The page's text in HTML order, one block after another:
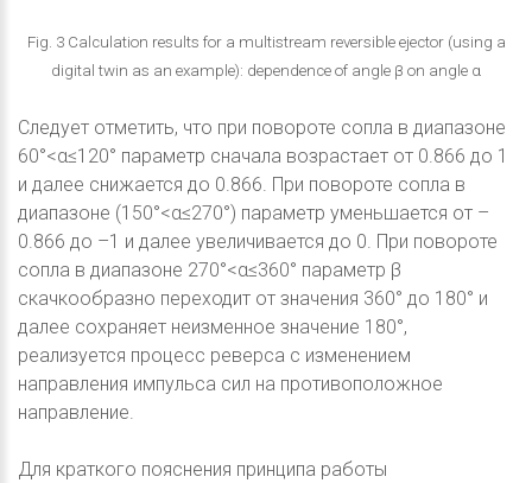
Fig. 3 Calculation results for a multistream reversible ejector (using a
digital twin as an example): dependence of angle β on angle α
Следует отметить, что при повороте сопла в диапазоне
60°<α≤120° параметр сначала возрастает от 0.866 до 1
и далее снижается до 0.866. При повороте сопла в
диапазоне (150°<α≤270°) параметр уменьшается от –
0.866 до –1 и далее увеличивается до 0. При повороте
сопла в диапазоне 270°<α≤360° параметр β
скачкообразно переходит от значения 360° до 180° и
далее сохраняет неизменное значение 180°,
реализуется процесс реверса с изменением
направления импульса сил на противоположное
направление.
Для краткого пояснения принципа работы